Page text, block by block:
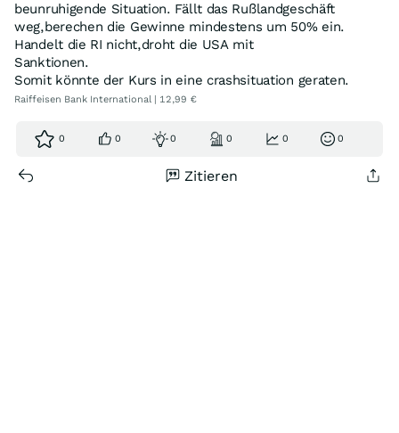
beunruhigende Situation. Fällt das Rußlandgeschäft
weg,berechen die Gewinne mindestens um 50% ein.
Handelt die RI nicht,droht die USA mit
Sanktionen.
Somit könnte der Kurs in eine crashsituation geraten.
Raiffeisen Bank International | 12,99 €
0 0 0 0 0 0
Zitieren